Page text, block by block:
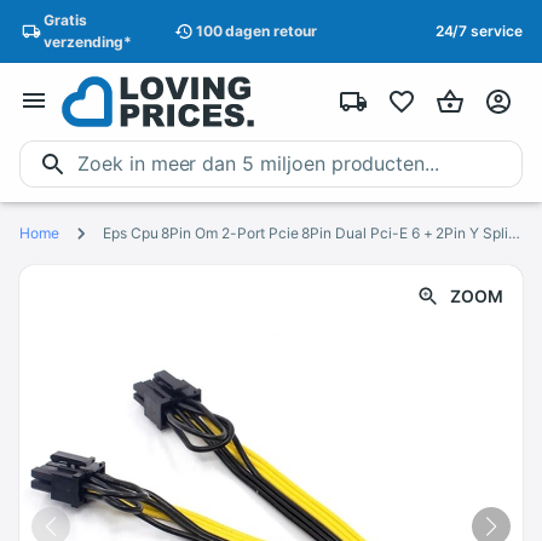
Gratis
verzending*
100 dagen retour 24/7 service
Home Eps Cpu 8Pin Om 2-Port Pcie 8Pin Dual Pci-E 6 + 2Pin Y Splitter Mijnwerker Gpu Grafische Kaart voeding Kabel Cord 18AWG 20Cm
ZOOM